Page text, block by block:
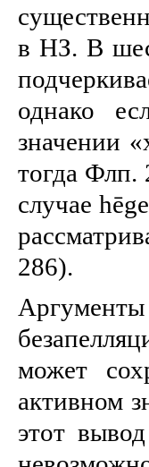
в НЗ. В
однако
значении
тогда Флп.
случае
286).
может
активном
этот